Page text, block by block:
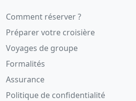
Comment réserver ?
Préparer votre croisière
Voyages de groupe
Formalités
Assurance
Politique de confidentialité